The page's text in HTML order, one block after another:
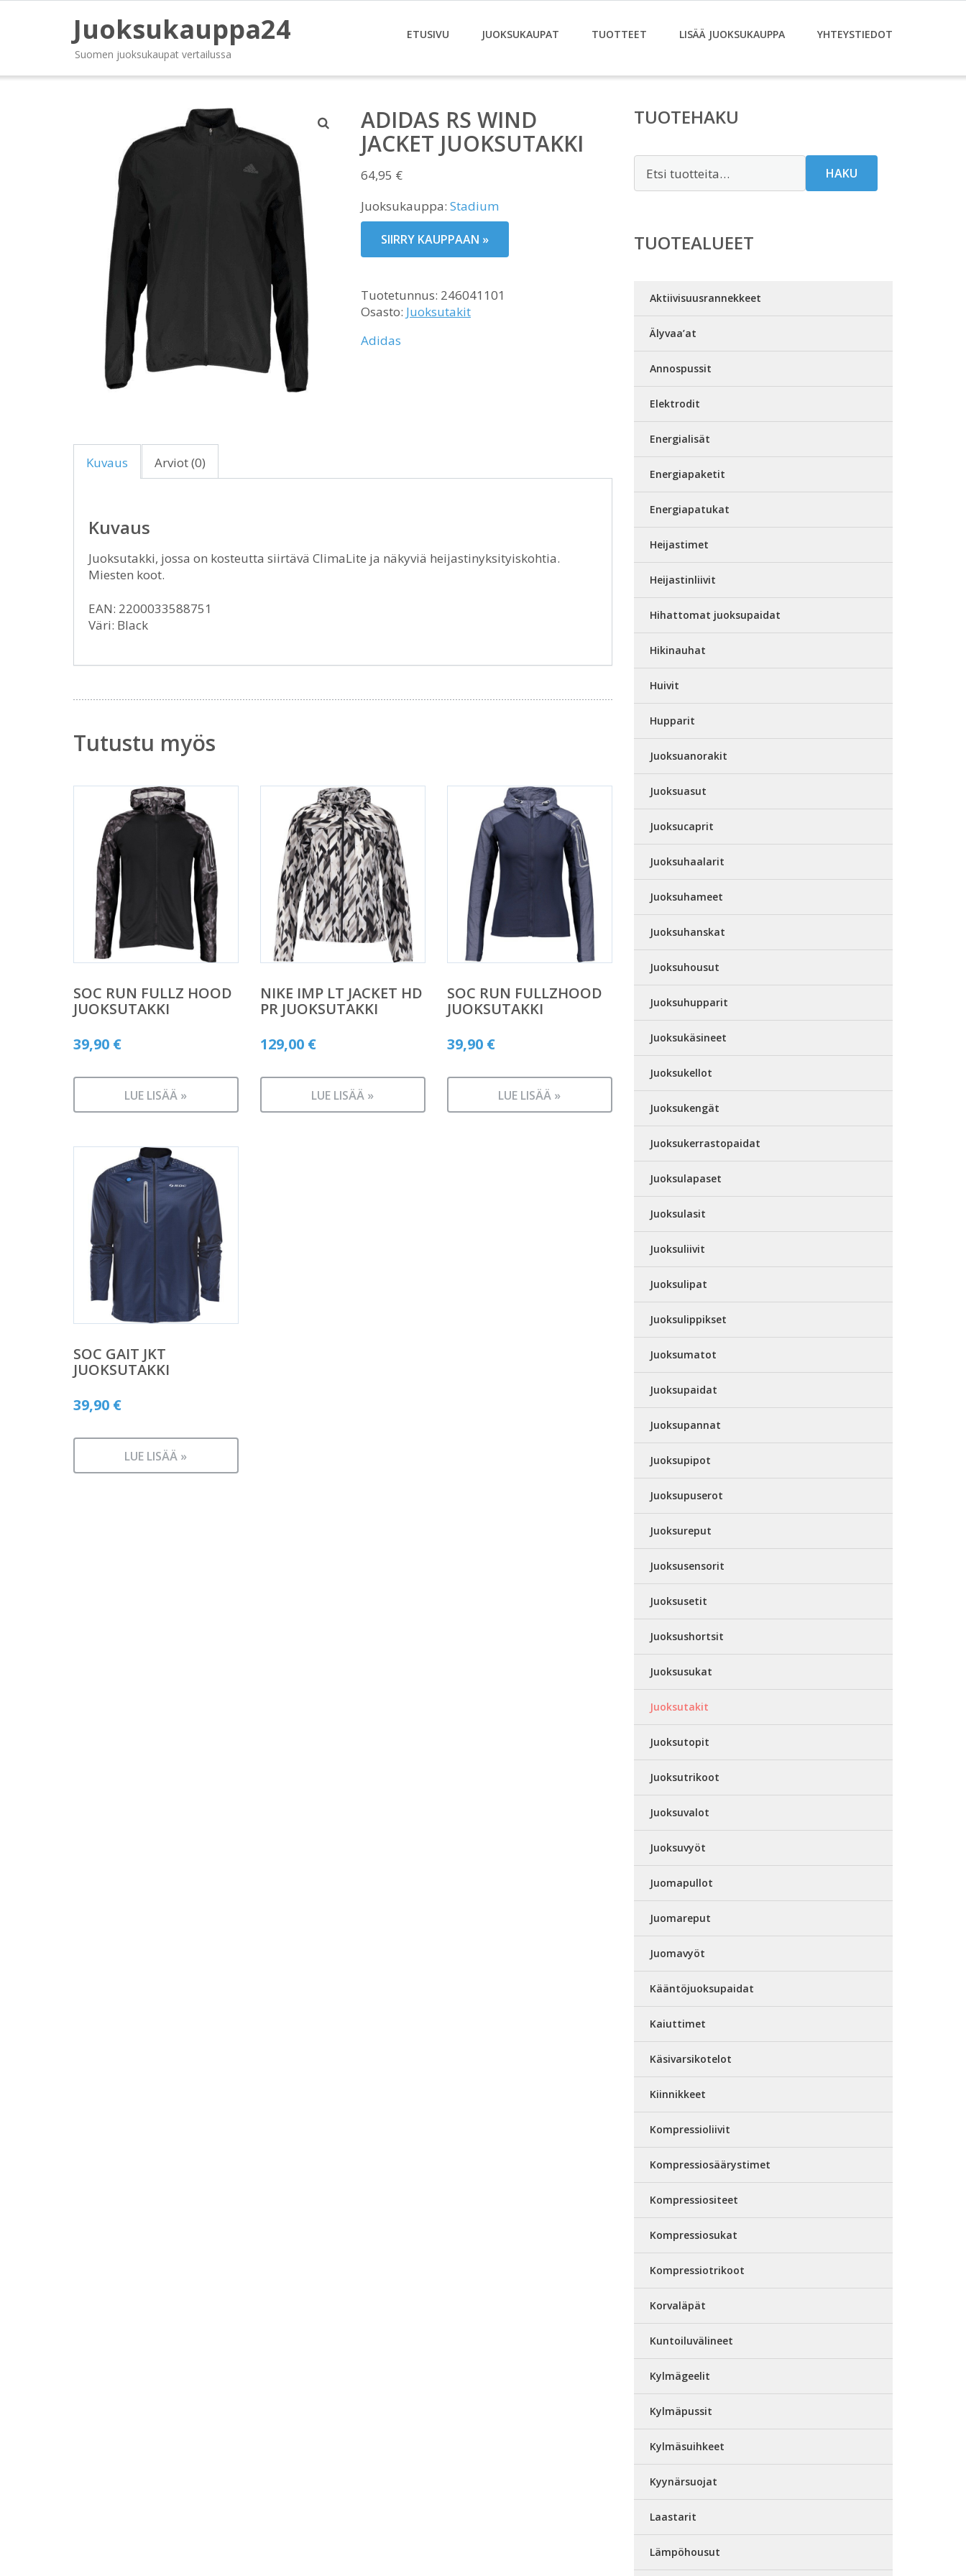
Juoksukauppa24
Suomen juoksukaupat vertailussa
ETUSIVU JUOKSUKAUPAT TUOTTEET LISÄÄ JUOKSUKAUPPA YHTEYSTIEDOT
ADIDAS RS WIND
JACKET JUOKSUTAKKI
64,95 €
Juoksukauppa: Stadium
SIIRRY KAUPPAAN »
Tuotetunnus: 246041101
Osasto: Juoksutakit
Adidas
Kuvaus Arviot (0)
Kuvaus
Juoksutakki, jossa on kosteutta siirtävä ClimaLite ja näkyviä heijastinyksityiskohtia.
Miesten koot.
EAN: 2200033588751
Väri: Black
Tutustu myös
SOC RUN FULLZ HOOD
JUOKSUTAKKI
39,90 €
LUE LISÄÄ »
NIKE IMP LT JACKET HD
PR JUOKSUTAKKI
129,00 €
LUE LISÄÄ »
SOC RUN FULLZHOOD
JUOKSUTAKKI
39,90 €
LUE LISÄÄ »
SOC GAIT JKT
JUOKSUTAKKI
39,90 €
LUE LISÄÄ »
TUOTEHAKU
HAKU
TUOTEALUEET
Aktiivisuusrannekkeet
Älyvaa’at
Annospussit
Elektrodit
Energialisät
Energiapaketit
Energiapatukat
Heijastimet
Heijastinliivit
Hihattomat juoksupaidat
Hikinauhat
Huivit
Hupparit
Juoksuanorakit
Juoksuasut
Juoksucaprit
Juoksuhaalarit
Juoksuhameet
Juoksuhanskat
Juoksuhousut
Juoksuhupparit
Juoksukäsineet
Juoksukellot
Juoksukengät
Juoksukerrastopaidat
Juoksulapaset
Juoksulasit
Juoksuliivit
Juoksulipat
Juoksulippikset
Juoksumatot
Juoksupaidat
Juoksupannat
Juoksupipot
Juoksupuserot
Juoksureput
Juoksusensorit
Juoksusetit
Juoksushortsit
Juoksusukat
Juoksutakit
Juoksutopit
Juoksutrikoot
Juoksuvalot
Juoksuvyöt
Juomapullot
Juomareput
Juomavyöt
Kääntöjuoksupaidat
Kaiuttimet
Käsivarsikotelot
Kiinnikkeet
Kompressioliivit
Kompressiosäärystimet
Kompressiositeet
Kompressiosukat
Kompressiotrikoot
Korvaläpät
Kuntoiluvälineet
Kylmägeelit
Kylmäpussit
Kylmäsuihkeet
Kyynärsuojat
Laastarit
Lämpöhousut